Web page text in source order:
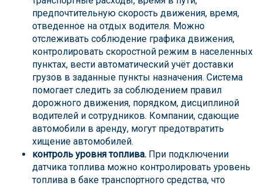
предпочтительную скорость движения, время,
отведенное на отдых водителя. Можно
отслеживать соблюдение графика движения,
контролировать скоростной режим в населенных
пунктах, вести автоматический учёт доставки
грузов в заданные пункты назначения. Система
помогает следить за соблюдением правил
дорожного движения, порядком, дисциплиной
водителей и сотрудников. Компании, сдающие
автомобили в аренду, могут предотвратить
хищение автомобилей.
контроль уровня топлива. При подключении
датчика топлива можно контролировать уровень
топлива в баке транспортного средства, что